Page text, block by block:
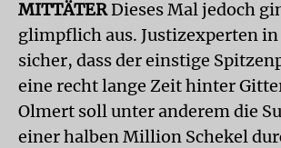
MITTÄTERDieses Mal jedoch
glimpflich aus. Justizexperten
sicher, dass der einstige
eine recht lange Zeit hinter
Olmert soll unter anderem die
einer halben Million Schekel